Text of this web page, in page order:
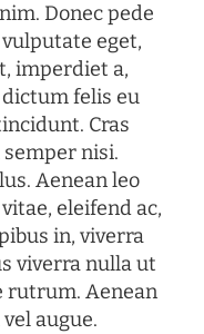
Donec pede
eget,
imperdiet a,
felis eu
Cras
nisi.
Aenean leo
eleifend ac,
in, viverra
viverra nulla ut
rutrum. Aenean
augue.